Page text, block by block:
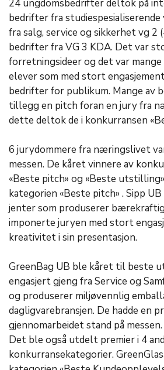
24 ungdomsbedrifter deltok på
bedrifter fra
fra salg, service og sikkerhet vg 2
bedrifter fra VG 3 KDA. Det var
forretningsideer og det var
elever som med stort
bedrifter for publikum. Mange av
tillegg en pitch foran en jury fra
dette deltok de i konkurransen
6 jurydommere fra næringslivet
messen. De kåret vinnere av
«Beste pitch» og «Beste
kategorien «Beste pitch» . Sipp
jenter som produserer
imponerte juryen med stort
kreativitet i sin presentasjon.
GreenBag UB ble kåret til beste
engasjert gjeng fra Service og
og produserer miljøvennlig
dagligvarebransjen. De hadde en
gjennomarbeidet stand på messen.
Det ble også utdelt premier i 4
konkurransekategorier.